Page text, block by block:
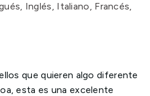
Inglés, Italiano, Francés,
que quieren algo diferente
esta es una excelente